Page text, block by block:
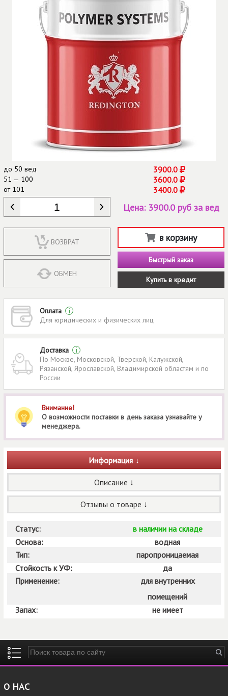
до 50 вед 3900.0
51 — 100 3600.0
от101 3400.0
КОЛИЧЕСТВО
ВОЗВРАТ
ОБМЕН
Цена: 3900.0 руб за вед
в корзину
Быстрый заказ
Купить в кредит
Оплата
i
Для юридических и физических лиц
Доставка
i
По Москве, Московской, Тверской, Калужской,
Рязанской, Ярославской, Владимирской областям и по
России
Внимание!
О возможности поставки в день заказа узнавайте у
менеджера.
Информация
Описание
Отзывы о товаре
Статус:
в наличии на складе
Основа:
водная
Тип:
паропроницаемая
Стойкость к УФ:
да
Применение:
для внутренних
помещений
Запах:
не имеет
Введите ключевые слова для поиска
О НАС